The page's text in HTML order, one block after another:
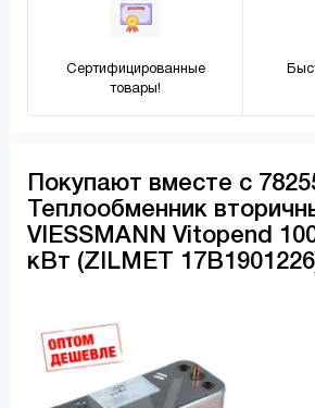
Сертифицированные
товары!
Покупают вместе с
Теплообменник
VIESSMANN Vitopend
кВт (ZILMET